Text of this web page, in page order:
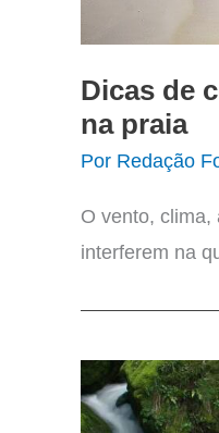
Dicas de
na praia
Por Redação
O vento, clima,
interferem na